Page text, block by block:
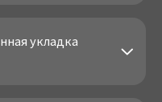
укладка